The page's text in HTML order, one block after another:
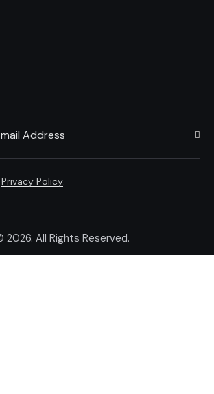
Privacy Policy.
2026. All Rights Reserved.